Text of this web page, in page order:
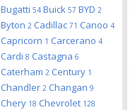
Bugatti 54 Buick 57 BYD 2
Byton 2 Cadillac 71 Canoo 4
Capricorn 1 Carcerano 4
Cardi 8 Castagna 6
Caterham 2 Century 1
Chandler 2 Changan 9
Chery 18 Chevrolet 128